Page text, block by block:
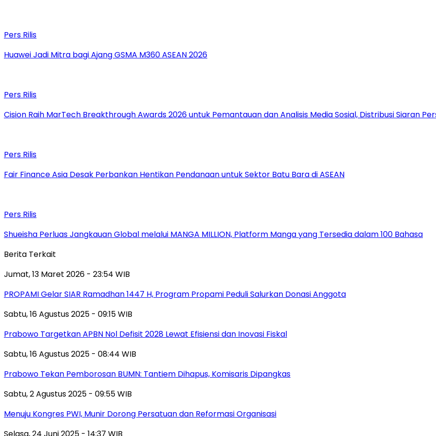
Pers Rilis
Huawei Jadi Mitra bagi Ajang GSMA M360 ASEAN 2026
Pers Rilis
Cision Raih MarTech Breakthrough Awards 2026 untuk Pemantauan dan Analisis Media Sosial, Distribusi Siaran
Pers Rilis
Fair Finance Asia Desak Perbankan Hentikan Pendanaan untuk Sektor Batu Bara di ASEAN
Pers Rilis
Shueisha Perluas Jangkauan Global melalui MANGA MILLION, Platform Manga yang Tersedia dalam 100 Bahasa
Berita Terkait
Jumat, 13 Maret 2026 - 23:54 WIB
PROPAMI Gelar SIAR Ramadhan 1447 H, Program Propami Peduli Salurkan Donasi Anggota
Sabtu, 16 Agustus 2025 - 09:15 WIB
Prabowo Targetkan APBN Nol Defisit 2028 Lewat Efisiensi dan Inovasi Fiskal
Sabtu, 16 Agustus 2025 - 08:44 WIB
Prabowo Tekan Pemborosan BUMN: Tantiem Dihapus, Komisaris Dipangkas
Sabtu, 2 Agustus 2025 - 09:55 WIB
Menuju Kongres PWI, Munir Dorong Persatuan dan Reformasi Organisasi
Selasa, 24 Juni 2025 - 14:37 WIB